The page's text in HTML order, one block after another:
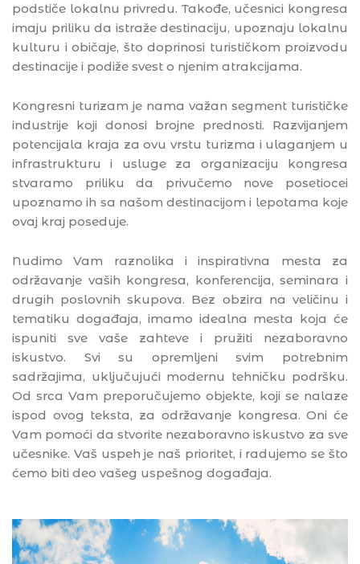
podstiče lokalnu privredu. Takođe, učesnici kongresa
imaju priliku da istraže destinaciju, upoznaju lokalnu
kulturu i običaje, što doprinosi turističkom proizvodu
destinacije i podiže svest o njenim atrakcijama.
Kongresni turizam je nama važan segment turističke
industrije koji donosi brojne prednosti. Razvijanjem
potencijala kraja za ovu vrstu turizma i ulaganjem u
infrastrukturu i usluge za organizaciju kongresa
stvaramo priliku da privučemo nove posetiocei
upoznamo ih sa našom destinacijom i lepotama koje
ovaj kraj poseduje.
Nudimo Vam raznolika i inspirativna mesta za
održavanje vaših kongresa, konferencija, seminara i
drugih poslovnih skupova. Bez obzira na veličinu i
tematiku događaja, imamo idealna mesta koja će
ispuniti sve vaše zahteve i pružiti nezaboravno
iskustvo. Svi su opremljeni svim potrebnim
sadržajima, uključujući modernu tehničku podršku.
Od srca Vam preporučujemo objekte, koji se nalaze
ispod ovog teksta, za održavanje kongresa. Oni će
Vam pomoći da stvorite nezaboravno iskustvo za sve
učesnike. Vaš uspeh je naš prioritet, i radujemo se što
ćemo biti deo vašeg uspešnog događaja.